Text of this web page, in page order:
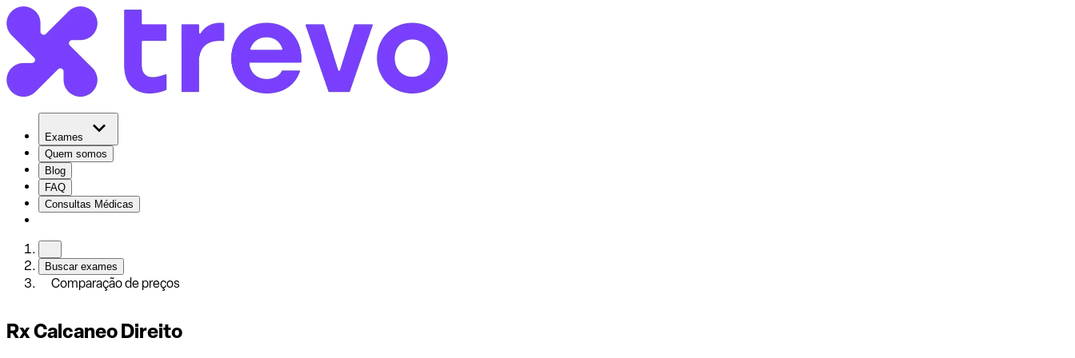
Exames
Quem somos
Blog
FAQ
Consultas Médicas
Buscar exames
Comparação de preços
Rx Calcaneo Direito